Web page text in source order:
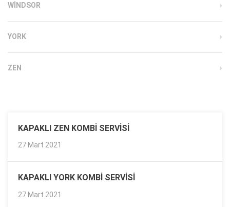
WINDSOR
YORK
ZEN
KAPAKLI ZEN KOMBI SERVISI
27 Mart 2021
KAPAKLI YORK KOMBI SERVISI
27 Mart 2021